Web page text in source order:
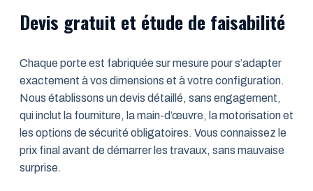
Devis gratuit et étude de faisabilité
Chaque porte est fabriquée sur mesure pour s’adapter
exactement à vos dimensions et à votre configuration.
Nous établissons un devis détaillé, sans engagement,
qui inclut la fourniture, la main-d’œuvre, la motorisation et
les options de sécurité obligatoires. Vous connaissez le
prix final avant de démarrer les travaux, sans mauvaise
surprise.